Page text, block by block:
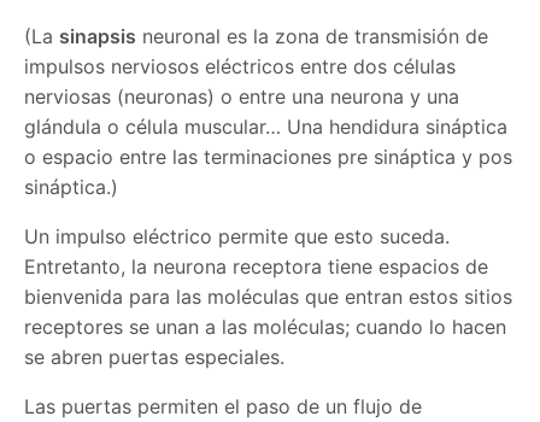
(La sinapsis neuronal es la zona de transmisión de
impulsos nerviosos eléctricos entre dos células
nerviosas (neuronas) o entre una neurona y una
glándula o célula muscular… Una hendidura sináptica
o espacio entre las terminaciones pre sináptica y pos
sináptica.)
Un impulso eléctrico permite que esto suceda.
Entretanto, la neurona receptora tiene espacios de
bienvenida para las moléculas que entran estos sitios
receptores se unan a las moléculas; cuando lo hacen
se abren puertas especiales.
Las puertas permiten el paso de un flujo de